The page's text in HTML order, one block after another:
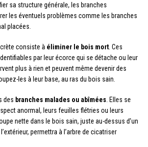
sa structure générale, les branches
les éventuels problèmes comme les branches
placées.
consiste à éliminer le bois mort . Ces
par leur écorce qui se détache ou leur
plus à rien et peuvent même devenir des
les à leur base, au ras du bois sain.
des branches malades ou abîmées . Elles se
anormal, leurs feuilles flétries ou leurs
nette dans le bois sain, juste au-dessus d’un
permettra à l’arbre de cicatriser